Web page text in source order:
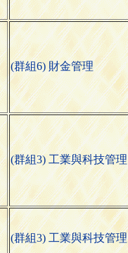
(群組6) 財金管理
(群組3) 工業與科技管理
(群組3) 工業與科技管理